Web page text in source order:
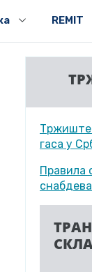
REMIT
Тржиште
гаса у
Правила